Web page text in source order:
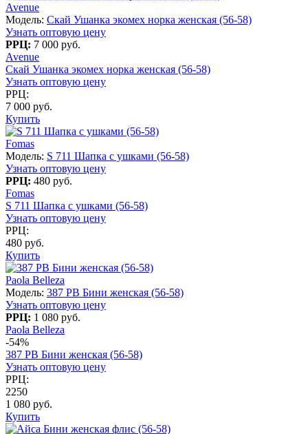
Avenue
Модель: Скай Ушанка экомех норка женская (56-58)
Узнать оптовую цену
РРЦ: 7 000 руб.
Avenue
Скай Ушанка экомех норка женская (56-58)
Узнать оптовую цену
РРЦ:
7 000 руб.
Купить
Fomas
Модель: S 711 Шапка с ушками (56-58)
Узнать оптовую цену
РРЦ: 480 руб.
Fomas
S 711 Шапка с ушками (56-58)
Узнать оптовую цену
РРЦ:
480 руб.
Купить
Paola Belleza
Модель: 387 PB Бини женская (56-58)
Узнать оптовую цену
РРЦ: 1 080 руб.
Paola Belleza
-54%
387 PB Бини женская (56-58)
Узнать оптовую цену
РРЦ:
2250
1 080 руб.
Купить